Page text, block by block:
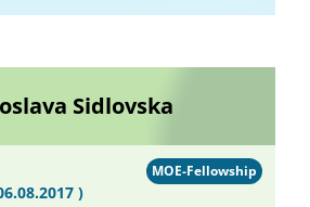
Sidlovska
)
MOE-Fellowship